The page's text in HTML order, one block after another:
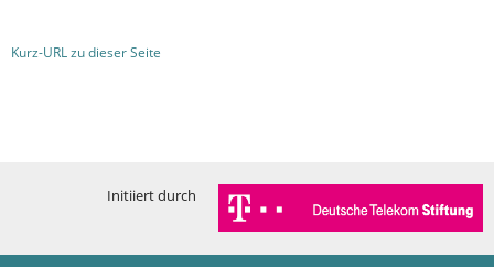
Kurz-URL zu dieser Seite
Initiiert durch